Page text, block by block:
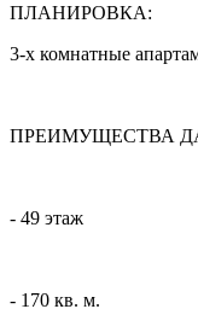
ПЛАНИРОВКА:
3-х комнатные
ПРЕИМУЩЕСТВА
- 49 этаж
- 170 кв. м.